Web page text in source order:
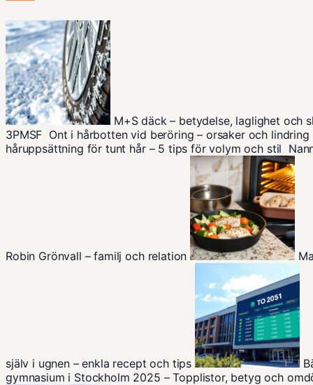
M+S däck – betydelse, laglighet och
3PMSF Ont i hårbotten vid beröring – orsaker och lindring
håruppsättning för tunt hår – 5 tips för volym och stil
Robin Grönvall – familj och relation
själv i ugnen – enkla recept och tips
gymnasium i Stockholm 2025 – Topplistor, betyg och